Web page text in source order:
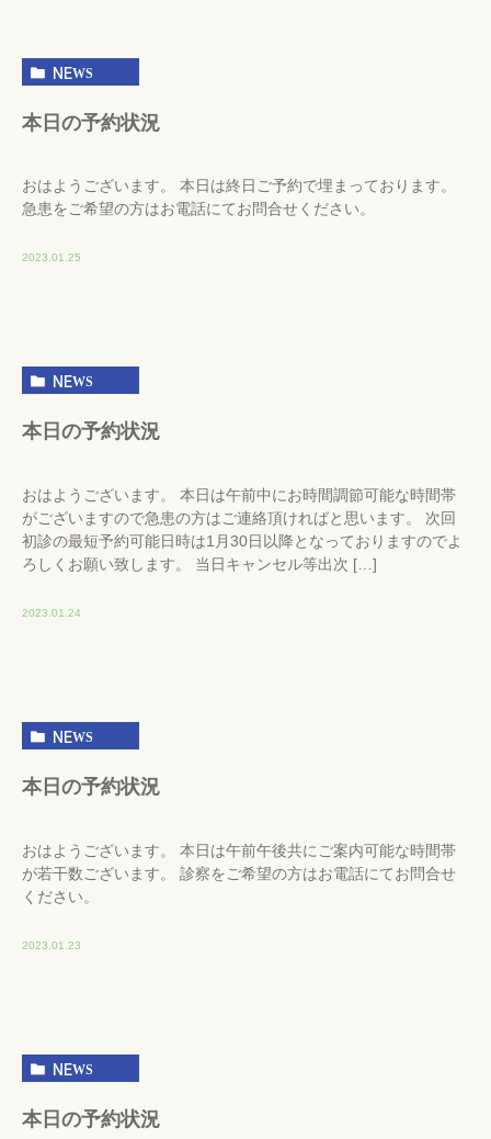
NEWS
本日の予約状況
おはようございます。 本日は終日ご予約で埋まっております。
急患をご希望の方はお電話にてお問合せください。
2023.01.25
NEWS
本日の予約状況
おはようございます。 本日は午前中にお時間調節可能な時間帯
がございますので急患の方はご連絡頂ければと思います。 次回
初診の最短予約可能日時は1月30日以降となっておりますのでよ
ろしくお願い致します。 当日キャンセル等出次 […]
2023.01.24
NEWS
本日の予約状況
おはようございます。 本日は午前午後共にご案内可能な時間帯
が若干数ございます。 診察をご希望の方はお電話にてお問合せ
ください。
2023.01.23
NEWS
本日の予約状況